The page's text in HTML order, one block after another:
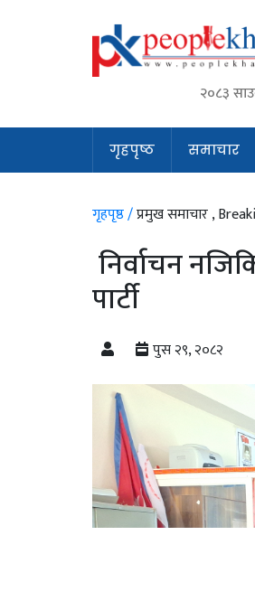
२०८३
गृहपृष्ठ समाचार
गृहपृष्ठ /प्रमुख समाचार ,
निर्वाचन
पार्टी
पुस २९, २०८२